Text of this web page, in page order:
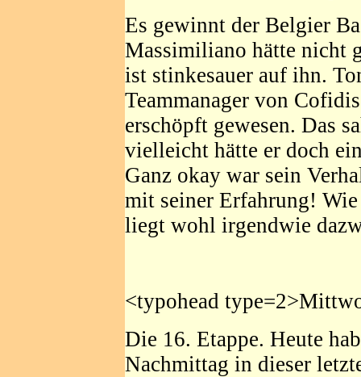
Es gewinnt der Belgier
Massimiliano hätte nicht
ist stinkesauer auf ihn.
Teammanager von
erschöpft gewesen. Das
vielleicht hätte er doch
Ganz okay war sein
mit seiner Erfahrung!
liegt wohl irgendwie
<typohead
Die 16. Etappe. Heute
Nachmittag in dieser